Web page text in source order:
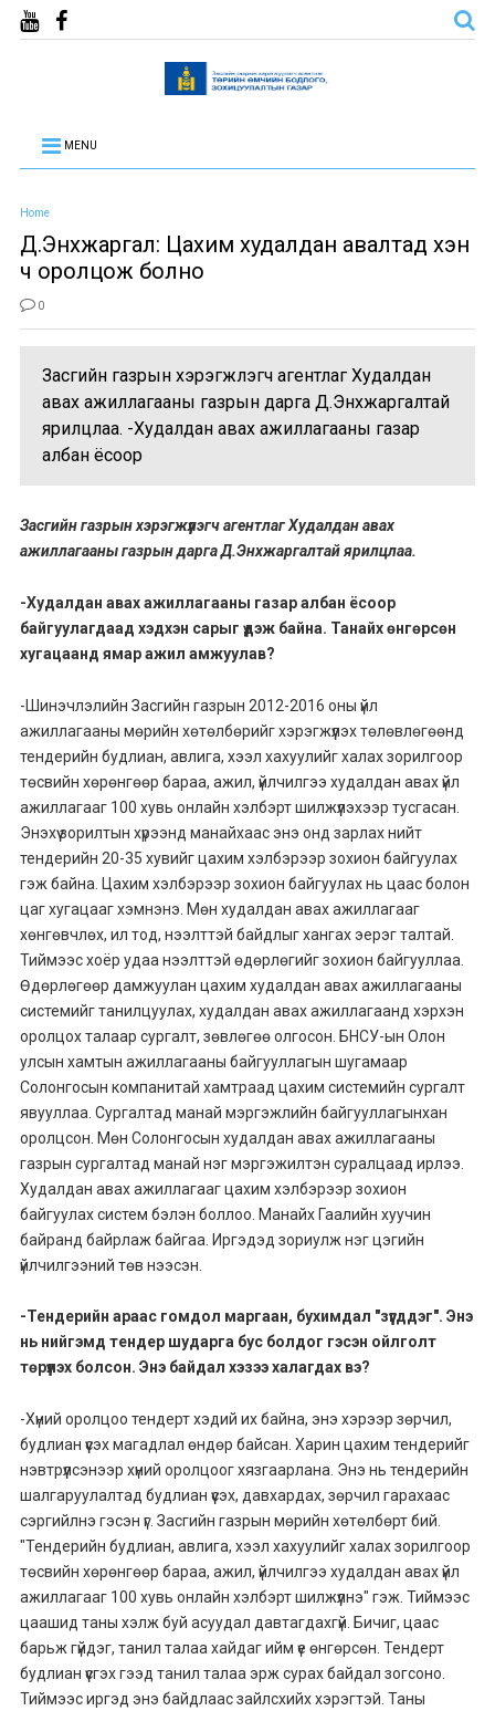
MENU
Home
Д.Энхжаргал: Цахим худалдан авалтад хэн
ч оролцож болно
0
Засгийн газрын хэрэгжүүлэгч агентлаг Худалдан
авах ажиллагааны газрын дарга Д.Энхжаргалтай
ярилцлаа. -Худалдан авах ажиллагааны газар
албан ёсоор
Засгийн газрын хэрэгжүүлэгч агентлаг Худалдан авах
ажиллагааны газрын дарга Д.Энхжаргалтай ярилцлаа.
-Худалдан авах ажиллагааны газар албан ёсоор
байгуулагдаад хэдхэн сарыг үдэж байна. Танайх өнгөрсөн
хугацаанд ямар ажил амжуулав?
-Шинэчлэлийн Засгийн газрын 2012-2016 оны үйл
ажиллагааны мөрийн хөтөлбөрийг хэрэгжүүлэх төлөвлөгөөнд
тендерийн будлиан, авлига, хээл хахуулийг халах зорилгоор
төсвийн хөрөнгөөр бараа, ажил, үйлчилгээ худалдан авах үйл
ажиллагааг 100 хувь онлайн хэлбэрт шилжүүлэхээр тусгасан.
Энэхүү зорилтын хүрээнд манайхаас энэ онд зарлах нийт
тендерийн 20-35 хувийг цахим хэлбэрээр зохион байгуулах
гэж байна. Цахим хэлбэрээр зохион байгуулах нь цаас болон
цаг хугацааг хэмнэнэ. Мөн худалдан авах ажиллагааг
хөнгөвчлөх, ил тод, нээлттэй байдлыг хангах эерэг талтай.
Тиймээс хоёр удаа нээлттэй өдөрлөгийг зохион байгууллаа.
Өдөрлөгөөр дамжуулан цахим худалдан авах ажиллагааны
системийг танилцуулах, худалдан авах ажиллагаанд хэрхэн
оролцох талаар сургалт, зөвлөгөө олгосон. БНСУ-ын Олон
улсын хамтын ажиллагааны байгууллагын шугамаар
Солонгосын компанитай хамтраад цахим системийн сургалт
явууллаа. Сургалтад манай мэргэжлийн байгууллагынхан
оролцсон. Мөн Солонгосын худалдан авах ажиллагааны
газрын сургалтад манай нэг мэргэжилтэн суралцаад ирлээ.
Худалдан авах ажиллагааг цахим хэлбэрээр зохион
байгуулах систем бэлэн боллоо. Манайх Гаалийн хуучин
байранд байрлаж байгаа. Иргэдэд зориулж нэг цэгийн
үйлчилгээний төв нээсэн.
-Тендерийн араас гомдол маргаан, бухимдал "зүүгддэг". Энэ
нь нийгэмд тендер шударга бус болдог гэсэн ойлголт
төрүүлэх болсон. Энэ байдал хэзээ халагдах вэ?
-Хүний оролцоо тендерт хэдий их байна, энэ хэрээр зөрчил,
будлиан үүсэх магадлал өндөр байсан. Харин цахим тендерийг
нэвтрүүлсэнээр хүний оролцоог хязгаарлана. Энэ нь тендерийн
шалгаруулалтад будлиан үүсэх, давхардах, зөрчил гарахаас
сэргийлнэ гэсэн үг. Засгийн газрын мөрийн хөтөлбөрт бий.
"Тендерийн будлиан, авлига, хээл хахуулийг халах зорилгоор
төсвийн хөрөнгөөр бараа, ажил, үйлчилгээ худалдан авах үйл
ажиллагааг 100 хувь онлайн хэлбэрт шилжүүлнэ" гэж. Тиймээс
цаашид таны хэлж буй асуудал давтагдахгүй. Бичиг, цаас
барьж гүйдэг, танил талаа хайдаг ийм үе өнгөрсөн. Тендерт
будлиан үүсгэх гээд танил талаа эрж сурах байдал зогсоно.
Тиймээс иргэд энэ байдлаас зайлсхийх хэрэгтэй. Таны